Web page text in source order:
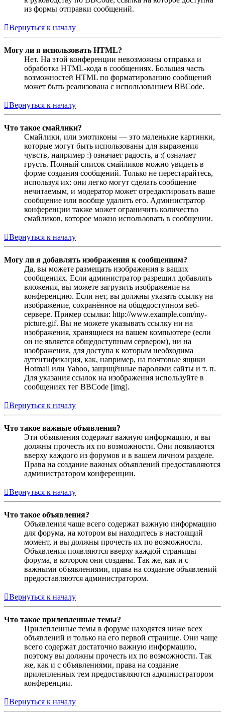
из формы отправки сообщений.
Вернуться к началу
Могу ли я использовать HTML?
Нет. На этой конференции невозможны отправка и
обработка HTML-кода в сообщениях. Большая часть
возможностей HTML по форматированию сообщений
может быть реализована с использованием BBCode.
Вернуться к началу
Что такое смайлики?
Смайлики, или эмотиконы — это маленькие картинки,
которые могут быть использованы для выражения
чувств, например :) означает радость, а :( означает
грусть. Полный список смайликов можно увидеть в
форме создания сообщений. Только не перестарайтесь,
используя их: они легко могут сделать сообщение
нечитаемым, и модератор может отредактировать ваше
сообщение или вообще удалить его. Администратор
конференции также может ограничить количество
смайликов, которое можно использовать в сообщении.
Вернуться к началу
Могу ли я добавлять изображения к сообщениям?
Да, вы можете размещать изображения в ваших
сообщениях. Если администратор разрешил добавлять
вложения, вы можете загрузить изображение на
конференцию. Если нет, вы должны указать ссылку на
изображение, сохранённое на общедоступном веб-
сервере. Пример ссылки: http://www.example.com/my-
picture.gif. Вы не можете указывать ссылку ни на
изображения, хранящиеся на вашем компьютере (если
он не является общедоступным сервером), ни на
изображения, для доступа к которым необходима
аутентификация, как, например, на почтовые ящики
Hotmail или Yahoo, защищённые паролями сайты и т. п.
Для указания ссылок на изображения используйте в
сообщениях тег BBCode [img].
Вернуться к началу
Что такое важные объявления?
Эти объявления содержат важную информацию, и вы
должны прочесть их по возможности. Они появляются
вверху каждого из форумов и в вашем личном разделе.
Права на создание важных объявлений предоставляются
администратором конференции.
Вернуться к началу
Что такое объявления?
Объявления чаще всего содержат важную информацию
для форума, на котором вы находитесь в настоящий
момент, и вы должны прочесть их по возможности.
Объявления появляются вверху каждой страницы
форума, в котором они созданы. Так же, как и с
важными объявлениями, права на создание объявлений
предоставляются администратором.
Вернуться к началу
Что такое прилепленные темы?
Прилепленные темы в форуме находятся ниже всех
объявлений и только на его первой странице. Они чаще
всего содержат достаточно важную информацию,
поэтому вы должны прочесть их по возможности. Так
же, как и с объявлениями, права на создание
прилепленных тем предоставляются администратором
конференции.
Вернуться к началу